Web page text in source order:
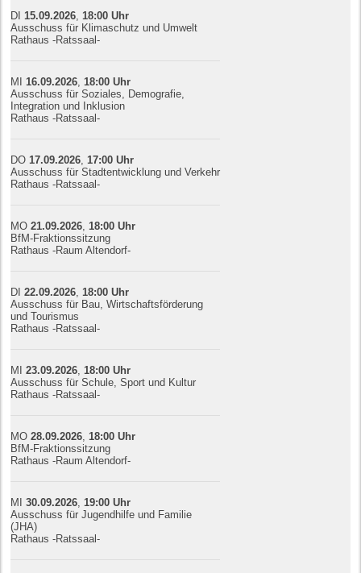
DI 15.09.2026 18:00 Uhr
Ausschuss für Klimaschutz und Umwelt
Rathaus -Ratssaal-
MI 16.09.2026 18:00 Uhr
Ausschuss für Soziales, Demografie,
Integration und Inklusion
Rathaus -Ratssaal-
DO 17.09.2026 17:00 Uhr
Ausschuss für Stadtentwicklung und Verkehr
Rathaus -Ratssaal-
MO21.09.2026 18:00 Uhr
BfM-Fraktionssitzung
Rathaus -Raum Altendorf-
DI22.09.2026 18:00 Uhr
Ausschuss für Bau, Wirtschaftsförderung
und Tourismus
Rathaus -Ratssaal-
MI23.09.2026 18:00 Uhr
Ausschuss für Schule, Sport und Kultur
Rathaus -Ratssaal-
MO28.09.2026 18:00 Uhr
BfM-Fraktionssitzung
Rathaus -Raum Altendorf-
MI30.09.2026 19:00 Uhr
Ausschuss für Jugendhilfe und Familie
(JHA)
Rathaus -Ratssaal-